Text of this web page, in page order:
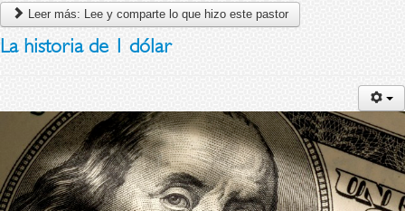
Leer más: Lee y comparte lo que hizo este pastor
La historia de 1 dólar